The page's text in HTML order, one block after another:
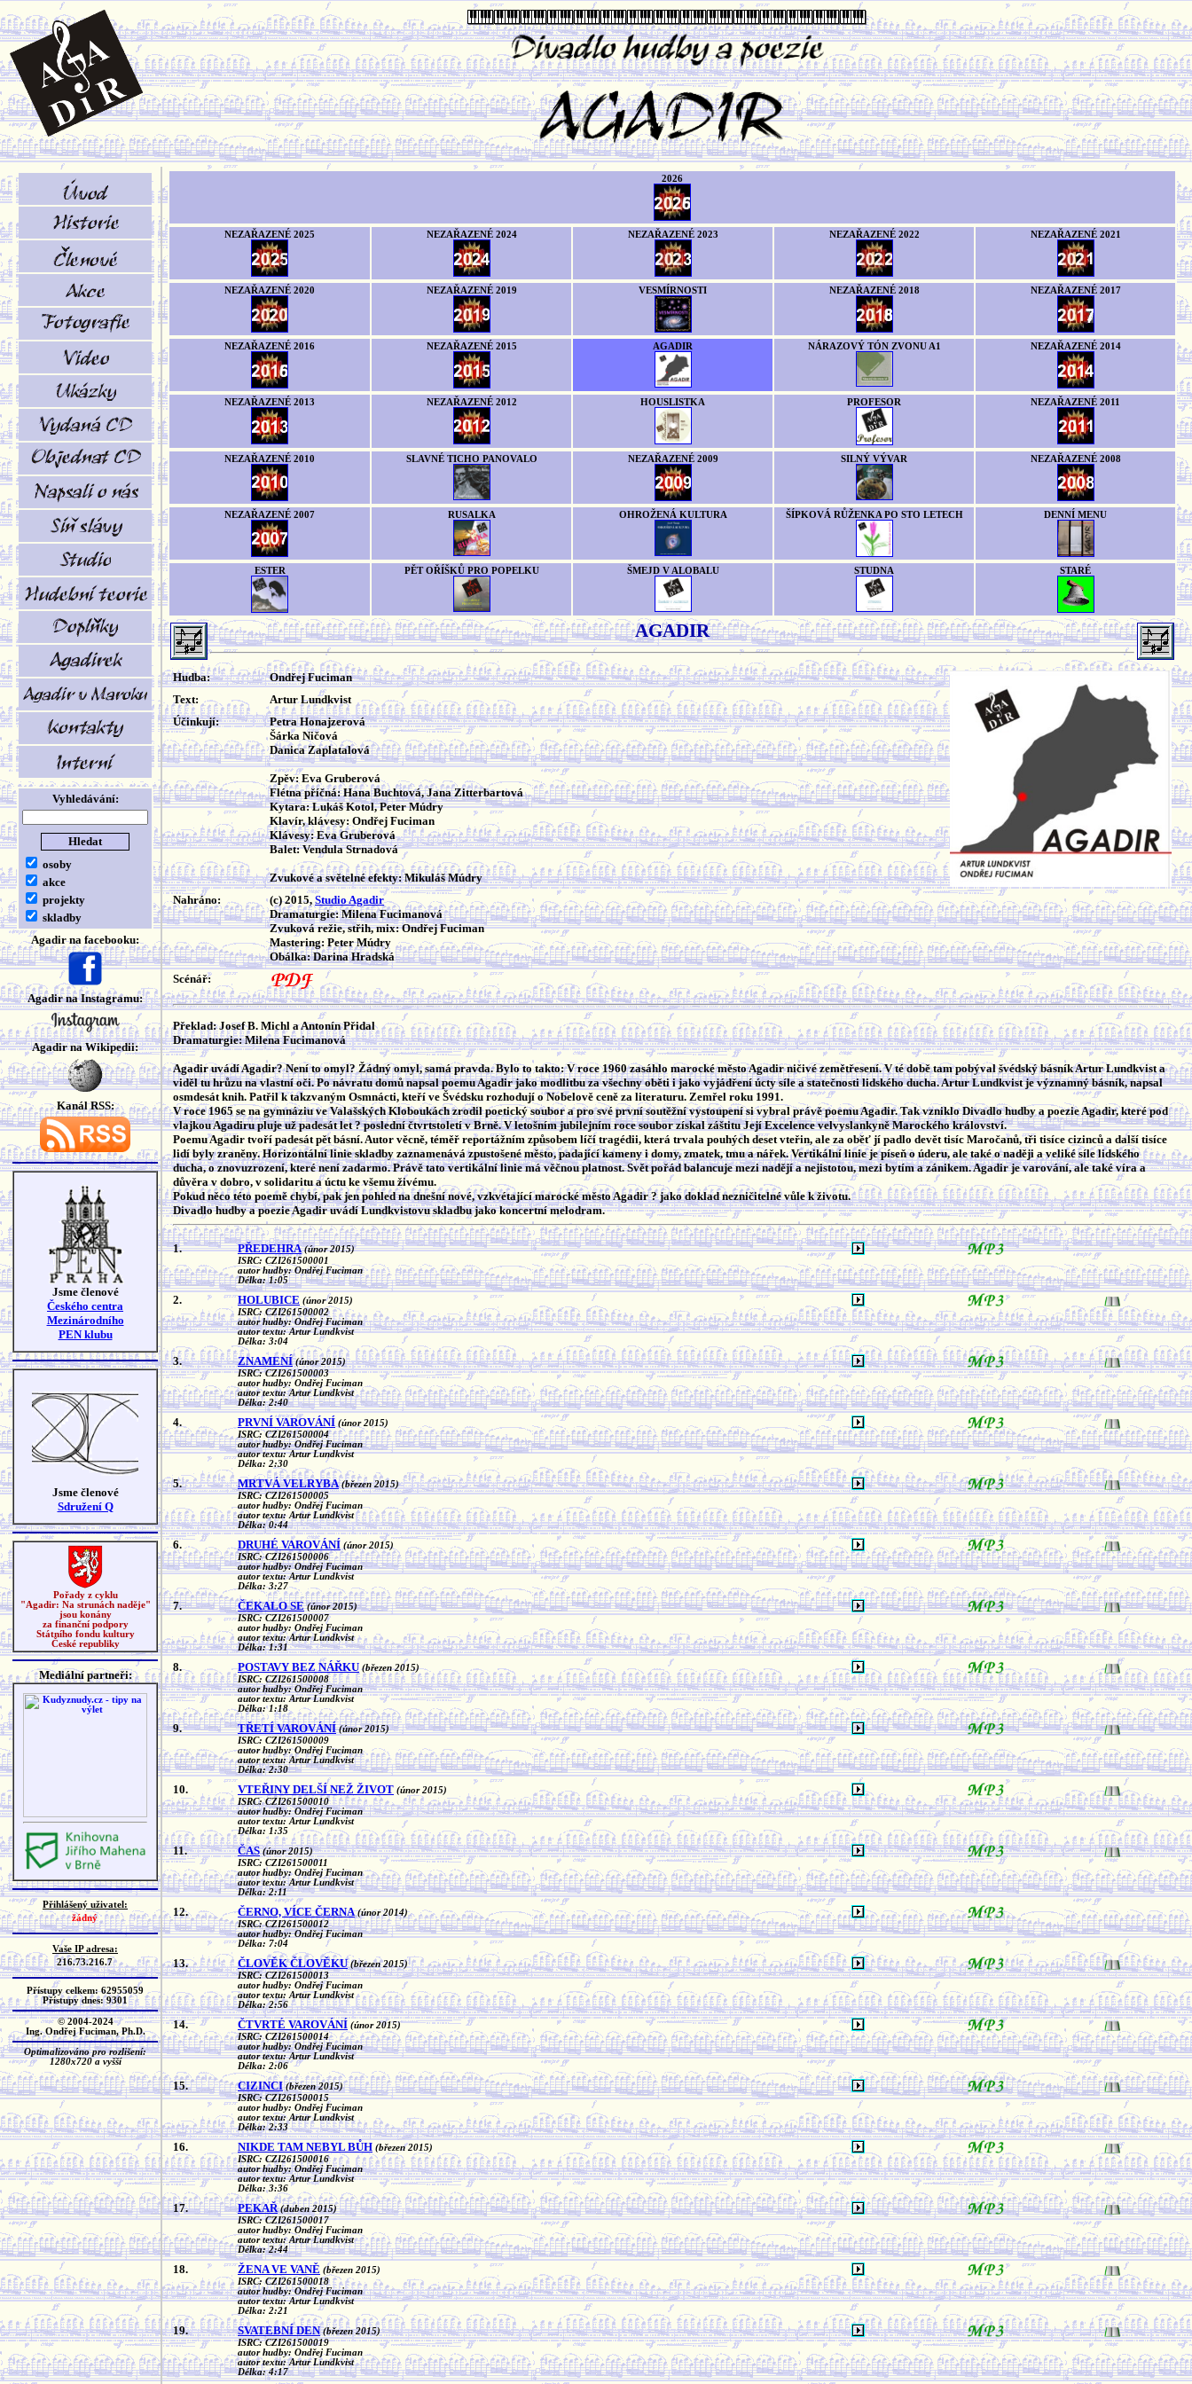
Vyhledávání:
osoby
akce
projekty
skladby
Agadir na facebooku:
Agadir na Instagramu:
Agadir na Wikipedii:
Kanál RSS:
Jsme členové
Českého centra
Mezinárodního
PEN klubu
Jsme členové
Sdružení Q
Pořady z cyklu
"Agadir: Na strunách naděje"
jsou konány
za finanční podpory
Státního fondu kultury
České republiky
Mediální partneři:
Přihlášený uživatel:
žádný
Vaše IP adresa:
216.73.216.7
Přístupy celkem: 62955059
Přístupy dnes: 9301
© 2004-2024
Ing. Ondřej Fuciman, Ph.D.
Optimalizováno pro rozlišení:
1280x720 a vyšší
2026
NEZAŘAZENÉ 2025 NEZAŘAZENÉ 2024 NEZAŘAZENÉ 2023 NEZAŘAZENÉ 2022 NEZAŘAZENÉ 2021
NEZAŘAZENÉ 2020 NEZAŘAZENÉ 2019 VESMÍRNOSTI NEZAŘAZENÉ 2018 NEZAŘAZENÉ 2017
NEZAŘAZENÉ 2016 NEZAŘAZENÉ 2015 AGADIR NÁRAZOVÝ TÓN ZVONU A1 NEZAŘAZENÉ 2014
NEZAŘAZENÉ 2013 NEZAŘAZENÉ 2012 HOUSLISTKA PROFESOR NEZAŘAZENÉ 2011
NEZAŘAZENÉ 2010 SLAVNÉ TICHO PANOVALO NEZAŘAZENÉ 2009 SILNÝ VÝVAR NEZAŘAZENÉ 2008
NEZAŘAZENÉ 2007 RUSALKA OHROŽENÁ KULTURA ŠÍPKOVÁ RŮŽENKA PO STO LETECH DENNÍ MENU
ESTER PĚT OŘÍŠKŮ PRO POPELKU ŠMEJD V ALOBALU STUDNA STARÉ
AGADIR
Hudba:
Ondřej Fuciman
Text:
Artur Lundkvist
Účinkují:
Petra Honajzerová
Šárka Ničová
Danica Zaplatalová
Zpěv: Eva Gruberová
Flétna příčná: Hana Buchtová, Jana Zitterbartová
Kytara: Lukáš Kotol, Peter Múdry
Klavír, klávesy: Ondřej Fuciman
Klávesy: Eva Gruberová
Balet: Vendula Strnadová
Zvukové a světelné efekty: Mikuláš Múdry
Nahráno:
(c) 2015, Studio Agadir
Dramaturgie: Milena Fucimanová
Zvuková režie, střih, mix: Ondřej Fuciman
Mastering: Peter Múdry
Obálka: Darina Hradská
Scénář:
Překlad: Josef B. Michl a Antonín Přidal
Dramaturgie: Milena Fucimanová
Agadir uvádí Agadir? Není to omyl? Žádný omyl, samá pravda. Bylo to takto: V roce 1960 zasáhlo marocké město Agadir ničivé zemětřesení. V té době tam pobýval švédský básník Artur Lundkvist a
viděl tu hrůzu na vlastní oči. Po návratu domů napsal poemu Agadir jako modlitbu za všechny oběti i jako vyjádření úcty síle a statečnosti lidského ducha. Artur Lundkvist je významný básník, napsal
osmdesát knih. Patřil k takzvaným Osmnácti, kteří ve Švédsku rozhodují o Nobelově ceně za literaturu. Zemřel roku 1991.
V roce 1965 se na gymnáziu ve Valašských Kloboukách zrodil poetický soubor a pro své první soutěžní vystoupení si vybral právě poemu Agadir. Tak vzniklo Divadlo hudby a poezie Agadir, které pod
vlajkou Agadiru pluje už padesát let ? poslední čtvrtstoletí v Brně. V letošním jubilejním roce soubor získal záštitu Její Excelence velvyslankyně Marockého království.
Poemu Agadir tvoří padesát pět básní. Autor věcně, téměř reportážním způsobem líčí tragédii, která trvala pouhých deset vteřin, ale za oběť jí padlo devět tisíc Maročanů, tři tisíce cizinců a další tisíce
lidí byly zraněny. Horizontální linie skladby zaznamenává zpustošené město, padající kameny i domy, zmatek, tmu a nářek. Vertikální linie je píseň o úderu, ale také o naději a veliké síle lidského
ducha, o znovuzrození, které není zadarmo. Právě tato vertikální linie má věčnou platnost. Svět pořád balancuje mezi nadějí a nejistotou, mezi bytím a zánikem. Agadir je varování, ale také víra a
důvěra v dobro, v solidaritu a úctu ke všemu živému.
Pokud něco této poemě chybí, pak jen pohled na dnešní nové, vzkvétající marocké město Agadir ? jako doklad nezničitelné vůle k životu.
Divadlo hudby a poezie Agadir uvádí Lundkvistovu skladbu jako koncertní melodram.
1. PŘEDEHRA (únor 2015)
ISRC: CZI261500001
autor hudby: Ondřej Fuciman
Délka: 1:05
2. HOLUBICE (únor 2015)
ISRC: CZI261500002
autor hudby: Ondřej Fuciman
autor textu: Artur Lundkvist
Délka: 3:04
3. ZNAMENÍ (únor 2015)
ISRC: CZI261500003
autor hudby: Ondřej Fuciman
autor textu: Artur Lundkvist
Délka: 2:40
4. PRVNÍ VAROVÁNÍ (únor 2015)
ISRC: CZI261500004
autor hudby: Ondřej Fuciman
autor textu: Artur Lundkvist
Délka: 2:30
5. MRTVÁ VELRYBA (březen 2015)
ISRC: CZI261500005
autor hudby: Ondřej Fuciman
autor textu: Artur Lundkvist
Délka: 0:44
6. DRUHÉ VAROVÁNÍ (únor 2015)
ISRC: CZI261500006
autor hudby: Ondřej Fuciman
autor textu: Artur Lundkvist
Délka: 3:27
7. ČEKALO SE (únor 2015)
ISRC: CZI261500007
autor hudby: Ondřej Fuciman
autor textu: Artur Lundkvist
Délka: 1:31
8. POSTAVY BEZ NÁŘKU (březen 2015)
ISRC: CZI261500008
autor hudby: Ondřej Fuciman
autor textu: Artur Lundkvist
Délka: 1:18
9. TŘETÍ VAROVÁNÍ (únor 2015)
ISRC: CZI261500009
autor hudby: Ondřej Fuciman
autor textu: Artur Lundkvist
Délka: 2:30
10. VTEŘINY DELŠÍ NEŽ ŽIVOT (únor 2015)
ISRC: CZI261500010
autor hudby: Ondřej Fuciman
autor textu: Artur Lundkvist
Délka: 1:35
11. ČAS (únor 2015)
ISRC: CZI261500011
autor hudby: Ondřej Fuciman
autor textu: Artur Lundkvist
Délka: 2:11
12. ČERNO, VÍCE ČERNA (únor 2014)
ISRC: CZI261500012
autor hudby: Ondřej Fuciman
Délka: 7:04
13. ČLOVĚK ČLOVĚKU (březen 2015)
ISRC: CZI261500013
autor hudby: Ondřej Fuciman
autor textu: Artur Lundkvist
Délka: 2:56
14. ČTVRTÉ VAROVÁNÍ (únor 2015)
ISRC: CZI261500014
autor hudby: Ondřej Fuciman
autor textu: Artur Lundkvist
Délka: 2:06
15. CIZINCI (březen 2015)
ISRC: CZI261500015
autor hudby: Ondřej Fuciman
autor textu: Artur Lundkvist
Délka: 2:33
16. NIKDE TAM NEBYL BŮH (březen 2015)
ISRC: CZI261500016
autor hudby: Ondřej Fuciman
autor textu: Artur Lundkvist
Délka: 3:36
17. PEKAŘ (duben 2015)
ISRC: CZI261500017
autor hudby: Ondřej Fuciman
autor textu: Artur Lundkvist
Délka: 2:44
18. ŽENA VE VANĚ (březen 2015)
ISRC: CZI261500018
autor hudby: Ondřej Fuciman
autor textu: Artur Lundkvist
Délka: 2:21
19. SVATEBNÍ DEN (březen 2015)
ISRC: CZI261500019
autor hudby: Ondřej Fuciman
autor textu: Artur Lundkvist
Délka: 4:17